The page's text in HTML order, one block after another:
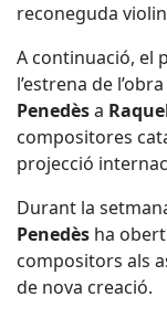
reconeguda
A continuació, el
l’estrena de
Penedèsa
compositores
projecció
Durant la
Penedès ha
compositors als
de nova creació.